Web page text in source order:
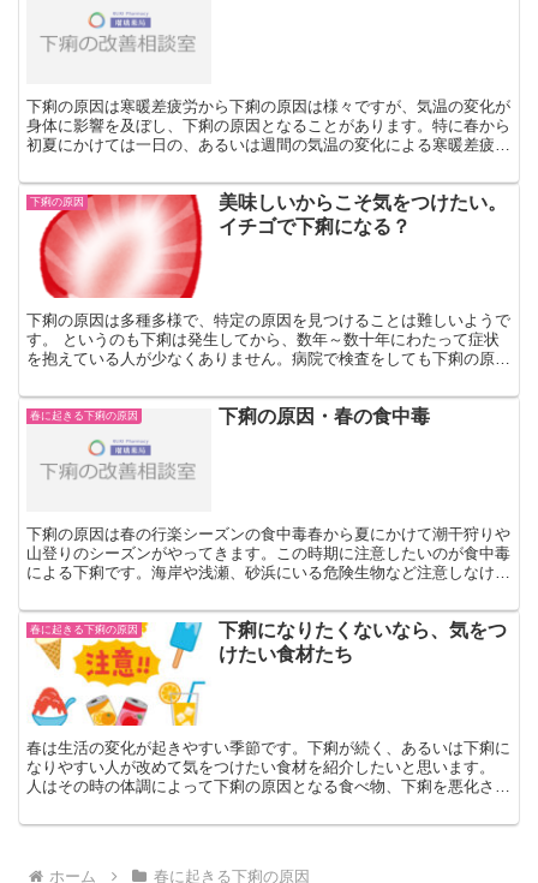
下痢の原因は寒暖差疲労から下痢の原因は様々ですが、気温の変化が
身体に影響を及ぼし、下痢の原因となることがあります。特に春から
初夏にかけては一日の、あるいは週間の気温の変化による寒暖差疲労
下痢の原因
美味しいからこそ気をつけたい。
イチゴで下痢になる？
下痢の原因は多種多様で、特定の原因を見つけることは難しいようで
す。 というのも下痢は発生してから、数年～数十年にわたって症状
を抱えている人が少なくありません。病院で検査をしても下痢の原因
春に起きる下痢の原因 下痢の原因・春の食中毒
下痢の原因は春の行楽シーズンの食中毒春から夏にかけて潮干狩りや
山登りのシーズンがやってきます。この時期に注意したいのが食中毒
による下痢です。海岸や浅瀬、砂浜にいる危険生物など注意しなけれ
春に起きる下痢の原因
下痢になりたくないなら、気をつ
けたい食材たち
春は生活の変化が起きやすい季節です。下痢が続く、あるいは下痢に
なりやすい人が改めて気をつけたい食材を紹介したいと思います。
人はその時の体調によって下痢の原因となる食べ物、下痢を悪化させ
ホーム 春に起きる下痢の原因